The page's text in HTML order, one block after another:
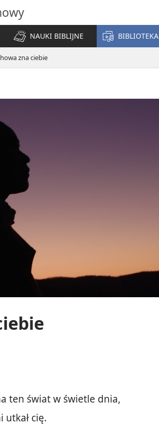
NAUKI BIBLIJNE BIBLIOTEKA
zna ciebie
ten świat w świetle dnia,
utkał cię.